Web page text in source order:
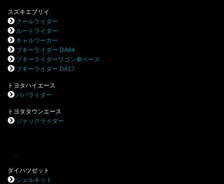
スズキエブリイ
クールライダー
ルートライダー
キャルワーカー
ブギーライダー DA64
ブギーライダーワゴン車ベース
ブギーライダー DA17
トヨタハイエース
パパライダー
トヨタタウンエース
ジャックライダー
ダイハツゼット
シェルキット